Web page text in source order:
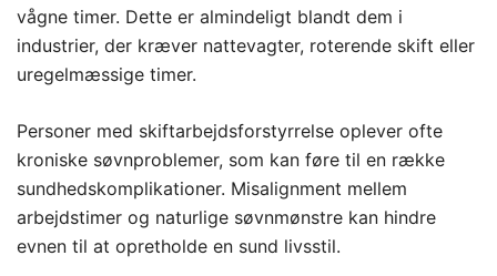
vågne timer. Dette er almindeligt blandt dem i
industrier, der kræver nattevagter, roterende skift eller
uregelmæssige timer.
Personer med skiftarbejdsforstyrrelse oplever ofte
kroniske søvnproblemer, som kan føre til en række
sundhedskomplikationer. Misalignment mellem
arbejdstimer og naturlige søvnmønstre kan hindre
evnen til at opretholde en sund livsstil.